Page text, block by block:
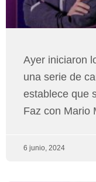
Ayer iniciaron
una serie de
establece que
Faz con Mario
6 junio, 2024